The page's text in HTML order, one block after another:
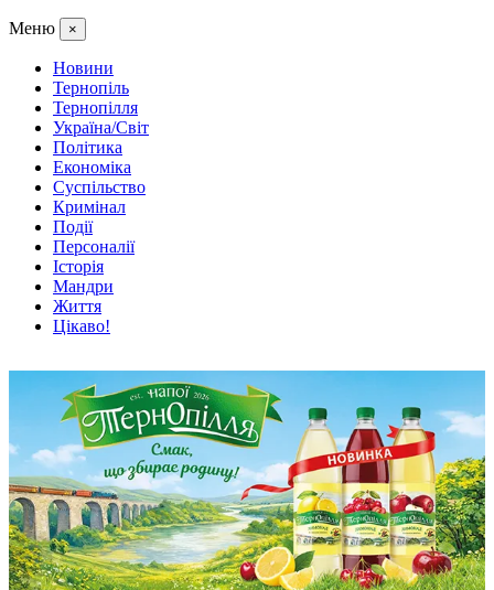
Меню ×
Новини
Тернопіль
Тернопілля
Україна/Світ
Політика
Економіка
Суспільство
Кримінал
Події
Персоналії
Історія
Мандри
Життя
Цікаво!